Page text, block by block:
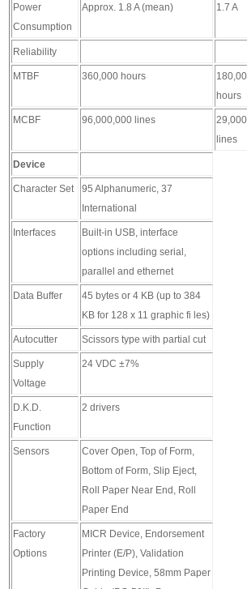
Power
Consumption
Approx. 1.8 A (mean) 1.7 A
Reliability
MTBF 360,000 hours
hours
MCBF 96,000,000 lines
lines
Device
Character Set
95 Alphanumeric, 37
International
Interfaces
Built-in USB, interface
options including serial,
parallel and ethernet
Data Buffer
45 bytes or 4 KB (up to 384
KB for 128 x 11 graphic fi les)
Autocutter Scissors type with partial cut
Supply
Voltage
24 VDC ±7%
D.K.D.
Function
2 drivers
Sensors
Cover Open, Top of Form,
Bottom of Form, Slip Eject,
Roll Paper Near End, Roll
Paper End
Factory
Options
MICR Device, Endorsement
Printer (E/P), Validation
Printing Device, 58mm Paper